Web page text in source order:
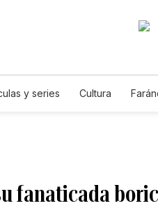
y series Cultura
fanaticada